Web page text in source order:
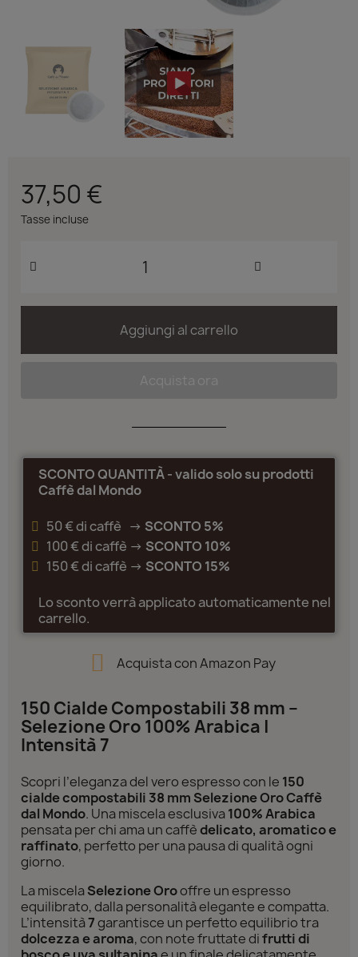
37,50 €
Tasse incluse
Aggiungi al carrello
Acquista ora
SCONTO QUANTITÀ - valido solo su prodotti
Caffè dal Mondo
50 € di caffè -> SCONTO 5%
100 € di caffè -> SCONTO 10%
150 € di caffè -> SCONTO 15%
Lo sconto verrà applicato automaticamente nel
carrello.
Acquista con Amazon Pay
150 Cialde Compostabili 38 mm –
Selezione Oro 100% Arabica |
Intensità 7
Scopri l’eleganza del vero espresso con le 150
cialde compostabili 38 mm Selezione Oro Caffè
dal Mondo. Una miscela esclusiva100% Arabica
pensata per chi ama un caffèdelicato, aromatico e
raffinato, perfetto per una pausa di qualità ogni
giorno.
La miscelaSelezione Orooffre un espresso
equilibrato, dalla personalità elegante e compatta.
L’intensità7garantisce un perfetto equilibrio tra
dolcezza e aroma, con note fruttate difrutti di